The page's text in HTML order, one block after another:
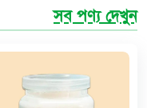
সব পণ্য দেখুন